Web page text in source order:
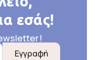
εσάς!
Εγγραφή